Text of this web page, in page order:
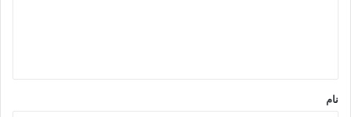
*
نام